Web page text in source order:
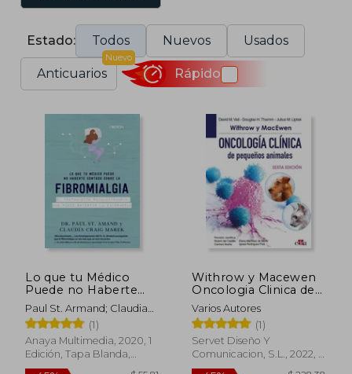
Estado: Todos Nuevos Usados
Anticuarios
Nuevo
Rápido
Lo que tu Médico
Puede no Haberte
Contado Sobre la
Fibromialgia (Libros
Singulares)
Paul St. Armand; Claudia
Craig Marek (1)
Anaya Multimedia, 2020, 1
Edición, Tapa Blanda,
Nuevo
Withrow y Macewen
Oncologia Clinica de
Pequeños Animales,
6. ª ed.
Varios Autores
(1)
Servet Diseño Y
Comunicacion, S.L., 2022, 6
Edición, Tapa Dura, Nuevo